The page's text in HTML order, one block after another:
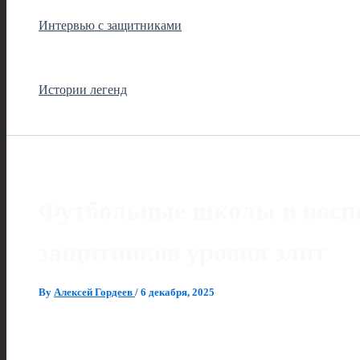
Интервью с защитниками
Истории легенд
By Алексей Гордеев / 6 декабря, 2025